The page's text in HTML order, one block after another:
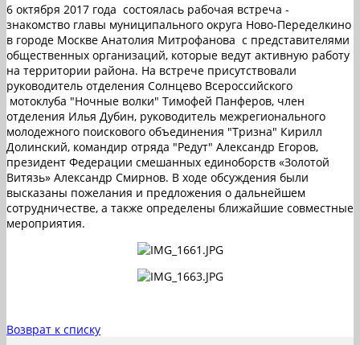
6 октября 2017 года состоялась рабочая встреча -
знакомство главы муниципального округа Ново-Переделкино
в городе Москве Анатолия Митрофанова с представителями
общественных организаций, которые ведут активную работу
на территории района. На встрече присутствовали
руководитель отделения Солнцево Всероссийского
мотоклуба "Ночные волки" Тимофей Панферов, член
отделения Илья Дубин, руководитель межрегионального
молодежного поискового объединения "Тризна" Кирилл
Долинский, командир отряда "Редут" Александр Егоров,
президент Федерации смешанных единоборств «Золотой
Витязь» Александр Смирнов. В ходе обсуждения были
высказаны пожелания и предложения о дальнейшем
сотрудничестве, а также определены ближайшие совместные
мероприятия.
Возврат к списку